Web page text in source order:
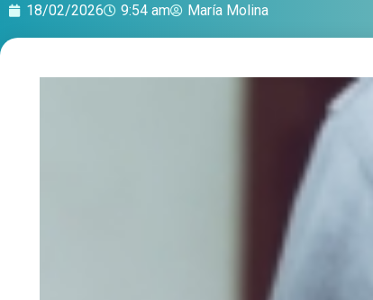
18/02/2026 9:54 am María Molina